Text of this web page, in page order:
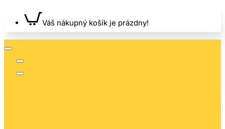
Váš nákupný košík je prázdny!